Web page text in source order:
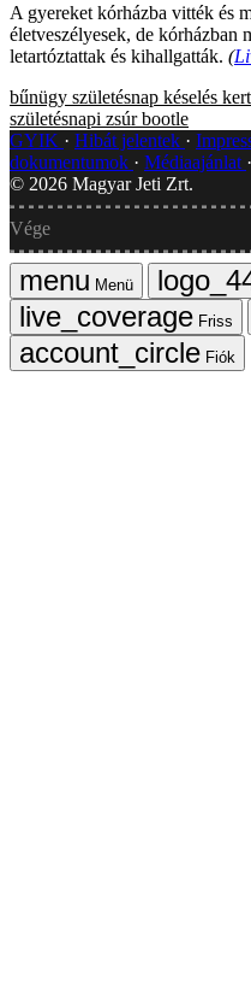
A gyereket kórházba vitték és
életveszélyesek, de kórházban
letartóztattak és kihallgatták. (
bűnügy születésnap késelés
születésnapi zsúr bootle
GYIK
Hibát jelentek
dokumentumok
Médiaajánlat
© 2026 Magyar Jeti Zrt.
Vége
Menü
Friss
Fiók